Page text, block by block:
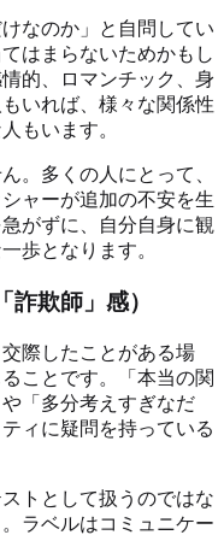
なのか」と自問してい
はまらないためかもし
的、ロマンチック、身
いれば、様々な関係性
もいます。
。多くの人にとって、
ャーが追加の不安を生
がずに、自分自身に観
歩となります。
欺師」感）
際したことがある場
ことです。「本当の関
「多分考えすぎなだ
ィに疑問を持っている
トとして扱うのではな
ラベルはコミュニケー